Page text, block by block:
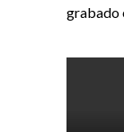
grabado